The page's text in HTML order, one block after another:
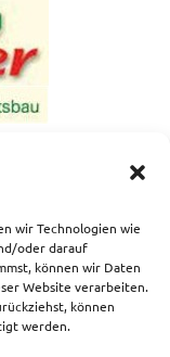
wir Technologien wie
oder darauf
können wir Daten
Website verarbeiten.
können
werden.